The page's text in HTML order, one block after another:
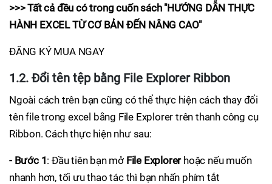
>>> Tất cả đều có trong cuốn sách "HƯỚNG DẪN THỰC
HÀNH EXCEL TỪ CƠ BẢN ĐẾN NÂNG CAO"
ĐĂNG KÝ MUA NGAY
1.2. Đổi tên tệp bằng File Explorer Ribbon
Ngoài cách trên bạn cũng có thể thực hiện cách thay đổi
tên file trong excel bằng File Explorer trên thanh công cụ
Ribbon. Cách thực hiện như sau:
- Bước 1: Đầu tiên bạn mở File Explorer hoặc nếu muốn
nhanh hơn, tối ưu thao tác thì bạn nhấn phím tắt